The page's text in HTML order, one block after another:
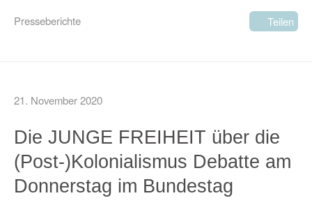
Presseberichte Teilen
21. November 2020
Die JUNGE FREIHEIT über die
(Post-)Kolonialismus Debatte am
Donnerstag im Bundestag